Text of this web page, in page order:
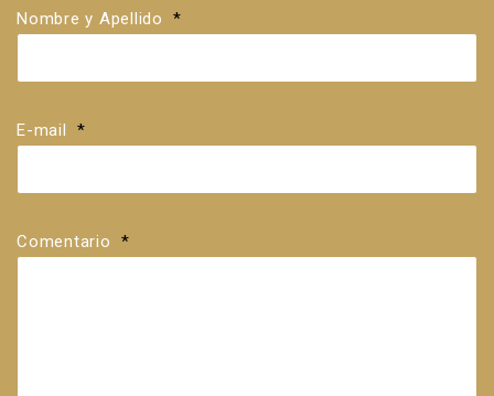
Nombre y Apellido *
E-mail *
Comentario *